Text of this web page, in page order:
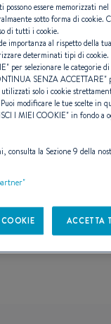
Salone Nautico
alla prima
50, il nuovo
Cruiser
essere memorizzati
sotto forma di cookie.
di tutti i cookie.
importanza al rispetto della
determinati tipi di cookie.
" per selezionare le categorie
SENZA ACCETTARE"
solo i cookie
modificare le tue scelte in
I MIEI COOKIE" in fondo a
consulta la Sezione 9 della
ACCETTA